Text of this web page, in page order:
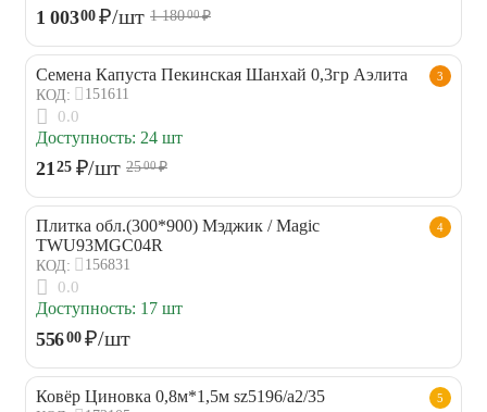
1 00300 ₽/шт 1 18000₽
3
Семена Капуста Пекинская Шанхай 0,3гр Аэлита
КОД: 151611
0.0
Доступность: 24 шт
2125 ₽/шт 2500₽
4
Плитка обл.(300*900) Мэджик / Magic
TWU93MGC04R
КОД: 156831
0.0
Доступность: 17 шт
55600 ₽/шт
5
Ковёр Циновка 0,8м*1,5м sz5196/a2/35